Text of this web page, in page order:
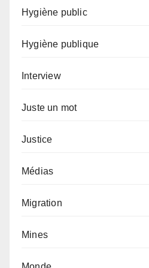
Hygiène public
Hygiène publique
Interview
Juste un mot
Justice
Médias
Migration
Mines